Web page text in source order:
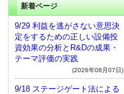
新着ページ
9/29 利益を逃がさない意思決
定をするための正しい設備投
資効果の分析とR&Dの成果・
テーマ評価の実践
(2026年08月07日)
9/18 ステージゲート法による